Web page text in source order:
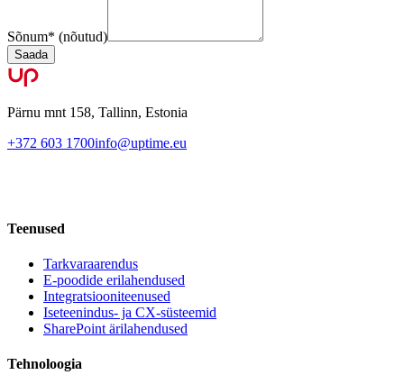
Sõnum* (nõutud)
Saada
Pärnu mnt 158, Tallinn, Estonia
+372 603 1700info@uptime.eu
Teenused
Tarkvaraarendus
E-poodide erilahendused
Integratsiooniteenused
Iseteenindus- ja CX-süsteemid
SharePoint ärilahendused
Tehnoloogia